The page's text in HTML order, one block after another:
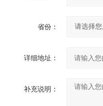
省份：
详细地址：
补充说明：